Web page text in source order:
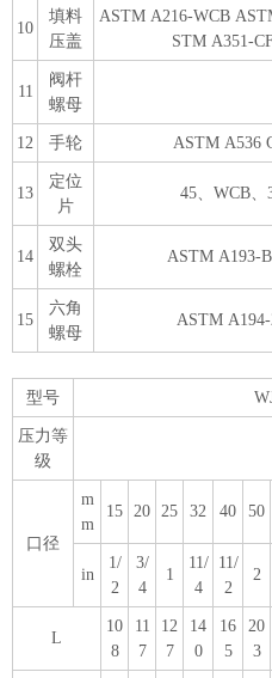
10
填料
压盖
ASTM A216-WCB
STM A351-
11
阀杆
螺母
12 手轮 ASTM A536
13
定位
片
45、WCB、
14
双头
螺栓
ASTM A193-
15
六角
螺母
ASTM
型号
压力等
级
口径
m
m
15 20 25 32 40 50
in
1/
2
3/
4
1
11/
4
11/
2
2
L
10
8
11
7
12
7
14
0
16
5
20
3